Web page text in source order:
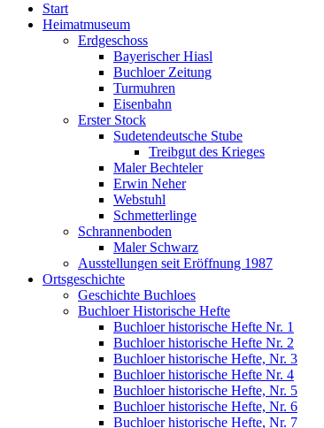
Start
Heimatmuseum
Erdgeschoss
Bayerischer Hiasl
Buchloer Zeitung
Turmuhren
Eisenbahn
Erster Stock
Sudetendeutsche Stube
Treibgut des Krieges
Maler Bechteler
Erwin Neher
Webstuhl
Schmetterlinge
Schrannenboden
Maler Schwarz
Ausstellungen seit Eröffnung 1987
Ortsgeschichte
Geschichte Buchloes
Buchloer Historische Hefte
Buchloer historische Hefte Nr. 1
Buchloer historische Hefte Nr. 2
Buchloer historische Hefte, Nr. 3
Buchloer historische Hefte Nr. 4
Buchloer historische Hefte, Nr. 5
Buchloer historische Hefte, Nr. 6
Buchloer historische Hefte, Nr. 7